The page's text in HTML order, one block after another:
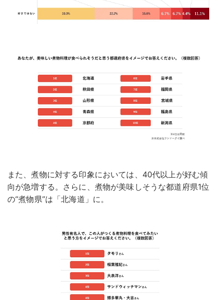
また、煮物に対する印象においては、40代以上が好む傾
向が急増する。さらに、煮物が美味しそうな都道府県1位
の“煮物県”は「北海道」に。